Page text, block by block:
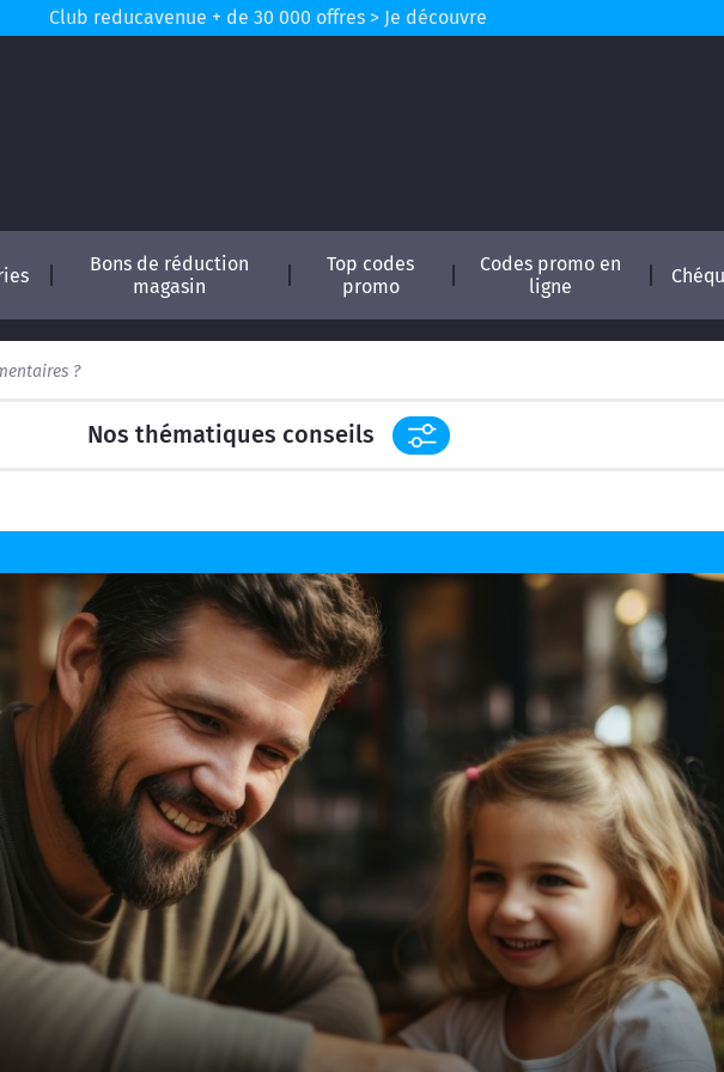
Club reducavenue + de 30 000 offres > Je découvre
Bons de réduction
magasin
Top codes
promo
Codes promo en
ligne
Réinitialiser la recherche
?
Nos thématiques conseils
et fun Écologie et consommation responsable Cashback et
de l'argent